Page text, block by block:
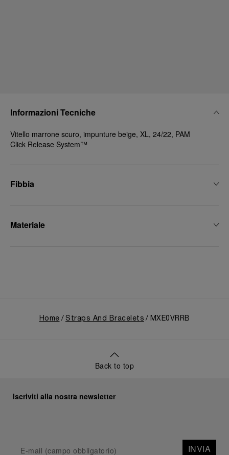
Informazioni Tecniche
Vitello marrone scuro, impunture beige, XL, 24/22, PAM
Click Release System™
Fibbia
Materiale
Home Straps And Bracelets MXE0VRRB
Back to top
Iscriviti alla nostra newsletter
INVIA